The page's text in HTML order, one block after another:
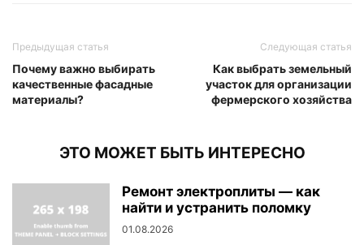
Предыдущая статья
Почему важно выбирать
качественные фасадные
материалы?
Следующая статья
Как выбрать земельный
участок для организации
фермерского хозяйства
ЭТО МОЖЕТ БЫТЬ ИНТЕРЕСНО
Ремонт электроплиты — как
найти и устранить поломку
01.08.2026